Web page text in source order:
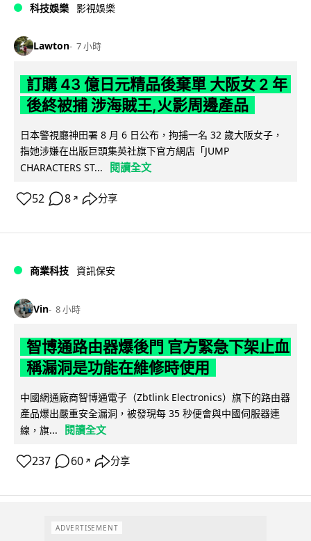
科技娛樂 影視娛樂
Lawton 7 小時
訂購 43 億日元精品後棄單 大阪女 2 年
後終被捕 涉海賊王,火影周邊產品
日本警視廳神田署 8 月 6 日公布，拘捕一名 32 歲大阪女子，
指她涉嫌在出版巨頭集英社旗下官方網店「JUMP
CHARACTERS ST...
閱讀全文
52 8 ↗ 分享
商業科技 資訊保安
Vin 8 小時
智博通路由器爆後門 官方緊急下架止血
稱漏洞是功能在維修時使用
中國網通廠商智博通電子（Zbtlink Electronics）旗下的路由器
產品爆出嚴重安全漏洞，被發現每 35 秒便會與中國伺服器連
線，旗...
閱讀全文
237 60 ↗ 分享
ADVERTISEMENT